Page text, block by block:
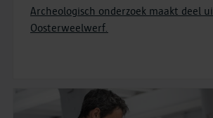
Archeologisch onderzoek maakt deel
Oosterweelwerf.